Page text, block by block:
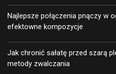
Najlepsze połączenia pnączy w
efektowne kompozycje
Jak chronić sałatę przed szarą
metody zwalczania